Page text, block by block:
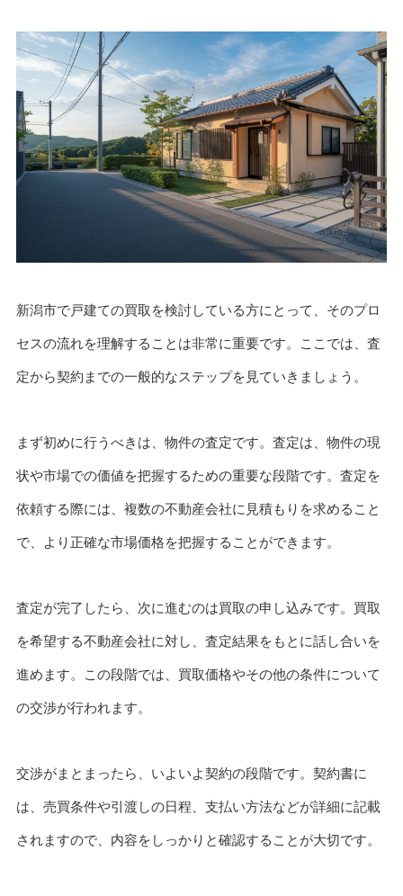
新潟市で戸建ての買取を検討している方にとって、そのプロ
セスの流れを理解することは非常に重要です。ここでは、査
定から契約までの一般的なステップを見ていきましょう。
まず初めに行うべきは、物件の査定です。査定は、物件の現
状や市場での価値を把握するための重要な段階です。査定を
依頼する際には、複数の不動産会社に見積もりを求めること
で、より正確な市場価格を把握することができます。
査定が完了したら、次に進むのは買取の申し込みです。買取
を希望する不動産会社に対し、査定結果をもとに話し合いを
進めます。この段階では、買取価格やその他の条件について
の交渉が行われます。
交渉がまとまったら、いよいよ契約の段階です。契約書に
は、売買条件や引渡しの日程、支払い方法などが詳細に記載
されますので、内容をしっかりと確認することが大切です。